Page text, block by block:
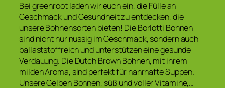
Bei greenroot laden wir euch ein, die Fülle an
Geschmack und Gesundheit zu entdecken, die
unsere Bohnensorten bieten! Die Borlotti Bohnen
sind nicht nur nussig im Geschmack, sondern auch
ballaststoffreich und unterstützen eine gesunde
Verdauung. Die Dutch Brown Bohnen, mit ihrem
milden Aroma, sind perfekt für nahrhafte Suppen.
Unsere Gelben Bohnen, süß und voller Vitamine,…